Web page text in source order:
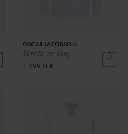
Slim fit cut away
OSCAR JACOBSON
1 299 SEK